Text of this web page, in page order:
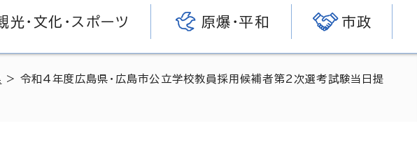
光・文化・スポーツ 原爆・平和 市政
> 令和4年度広島県・広島市公立学校教員採用候補者第2次選考試験当日提